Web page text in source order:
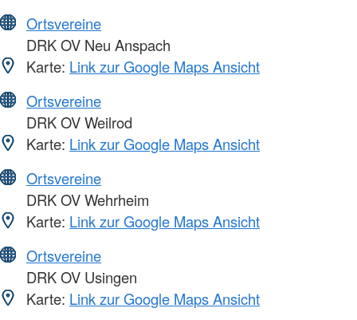
Ortsvereine
DRK OV Neu Anspach
Karte: Link zur Google Maps Ansicht
Ortsvereine
DRK OV Weilrod
Karte: Link zur Google Maps Ansicht
Ortsvereine
DRK OV Wehrheim
Karte: Link zur Google Maps Ansicht
Ortsvereine
DRK OV Usingen
Karte: Link zur Google Maps Ansicht